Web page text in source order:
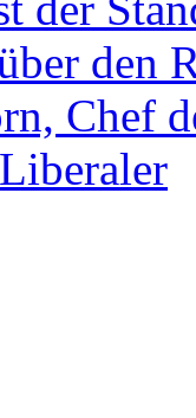
den
Chef